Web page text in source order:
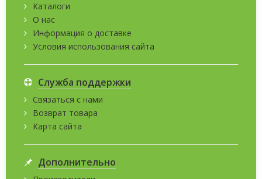
Каталоги
О нас
Информация о доставке
Условия использования сайта
Служба поддержки
Связаться с нами
Возврат товара
Карта сайта
Дополнительно